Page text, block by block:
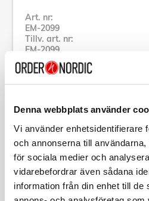
Denna webbplats använder
Vi använder enhetsidentifierare
och annonserna till
för sociala medier och
vidarebefordrar även sådana
information från din enhet till de
Art. nr:
EM-2099
Tillv. art. nr:
EM-2099
Se alla produkter inom Tristar
Specifikation
Beskrivning
Art. nr:EM-2099